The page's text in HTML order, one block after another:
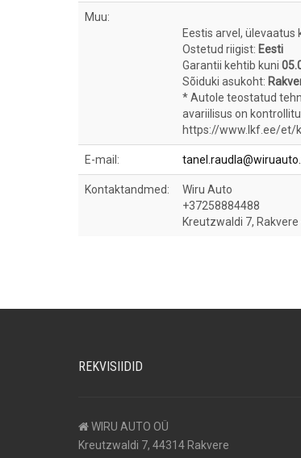
Muu:
Eestis arvel, ülevaatus
Ostetud riigist: Eesti
Garantii kehtib kuni
Sõiduki asukoht:
* Autole teostatud
avariilisus on
https://www.lkf.ee/et/
E-mail:
Kontaktandmed:
Wiru Auto
+37258884488
Kreutzwaldi 7,
REKVISIIDID
WIRU AUTO OÜ
Kreutzwaldi 7, 44314 Rakvere